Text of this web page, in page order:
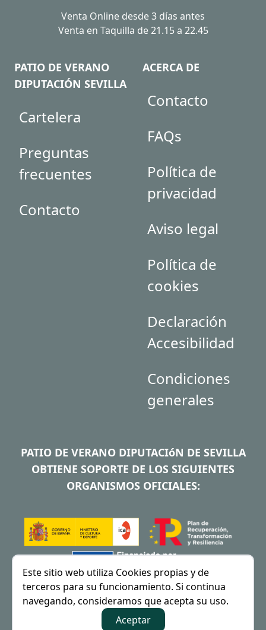
Venta Online desde 3 días antes
Venta en Taquilla de 21.15 a 22.45
PATIO DE VERANO
DIPUTACIÓN SEVILLA
Cartelera
Preguntas
frecuentes
Contacto
ACERCA DE
Contacto
FAQs
Política de
privacidad
Aviso legal
Política de
cookies
Declaración
Accesibilidad
Condiciones
generales
PATIO DE VERANO DIPUTACIóN DE SEVILLA
OBTIENE SOPORTE DE LOS SIGUIENTES
ORGANISMOS OFICIALES:
Este sitio web utiliza Cookies propias y de
terceros para su funcionamiento. Si continua
navegando, consideramos que acepta su uso.
Aceptar